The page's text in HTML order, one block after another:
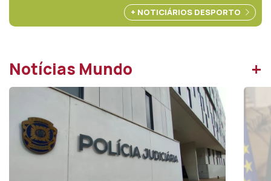
+ NOTICIÁRIOS DESPORTO
Notícias Mundo +